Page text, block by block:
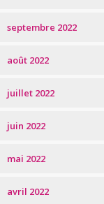
septembre 2022
août 2022
juillet 2022
juin 2022
mai 2022
avril 2022